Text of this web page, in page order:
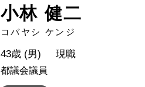
小林 健二
コバヤシ ケンジ
43歳 (男) 現職
都議会議員